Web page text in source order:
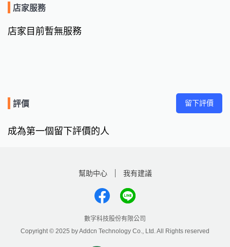
店家服務
店家目前暫無服務
評價 留下評價
成為第一個留下評價的人
幫助中心 我有建議
數字科技股份有限公司
Copyright © 2025 by Addcn Technology Co., Ltd. All Rights reserved